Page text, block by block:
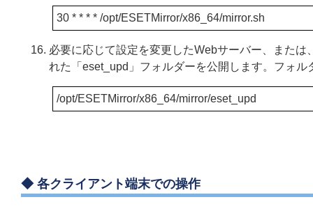
30 * * * * /opt/ESETMirror/x86_64/mirror.sh
必要に応じて設定を変更したWebサーバー、また
れた「eset_upd」フォルダーを公開します。フォ
/opt/ESETMirror/x86_64/mirror/eset_upd
◆ 各クライアント端末での操作